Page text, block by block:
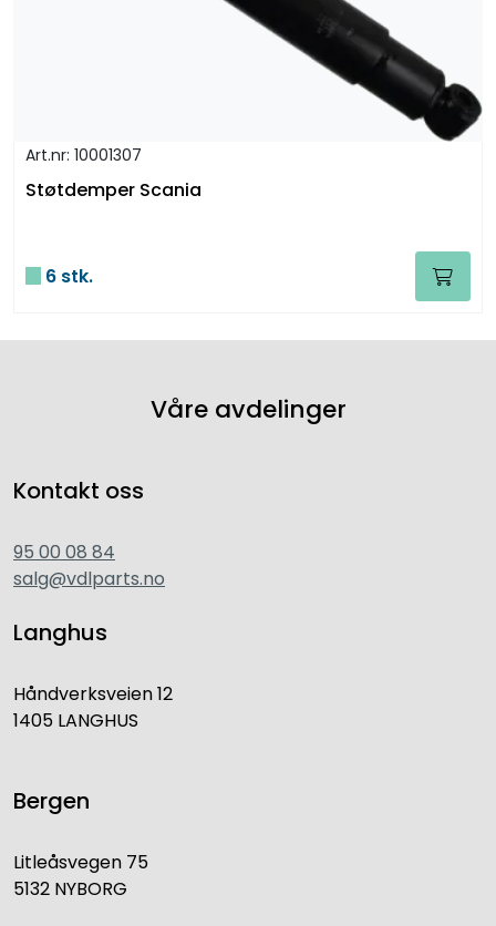
Art.nr: 10001307
Støtdemper Scania
6 stk.
Våre avdelinger
Kontakt oss
95 00 08 84
salg@vdlparts.no
Langhus
Håndverksveien 12
1405 LANGHUS
Bergen
Litleåsvegen 75
5132 NYBORG